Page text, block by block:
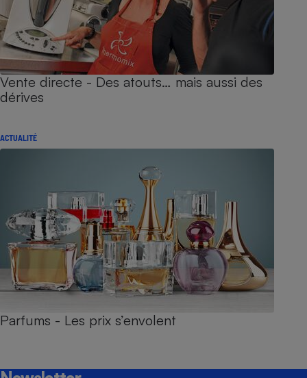
Vente directe - Des atouts… mais aussi des
dérives
ACTUALITÉ
Parfums - Les prix s’envolent